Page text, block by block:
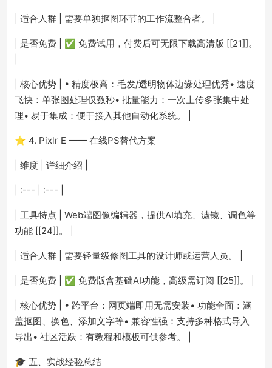
| 适合人群 | 需要单独抠图环节的工作流整合者。 |
| 是否免费 | ✅ 免费试用，付费后可无限下载高清版 [[21]]。
| 核心优势 | • 精度极高：毛发/透明物体边缘处理优秀• 速度
飞快：单张图处理仅数秒• 批量能力：一次上传多张集中处
理• 易于集成：便于接入其他自动化系统。 |
⭐ 4. Pixlr E —— 在线PS替代方案
| 维度 | 详细介绍 |
| :--- | :--- |
| 工具特点 | Web端图像编辑器，提供AI填充、滤镜、调色等
功能 [[24]]。 |
| 适合人群 | 需要轻量级修图工具的设计师或运营人员。 |
| 是否免费 | ✅ 免费版含基础AI功能，高级需订阅 [[25]]。 |
| 核心优势 | • 跨平台：网页端即用无需安装• 功能全面：涵
盖抠图、换色、添加文字等• 兼容性强：支持多种格式导入
导出• 社区活跃：有教程和模板可供参考。 |
🎓 五、实战经验总结